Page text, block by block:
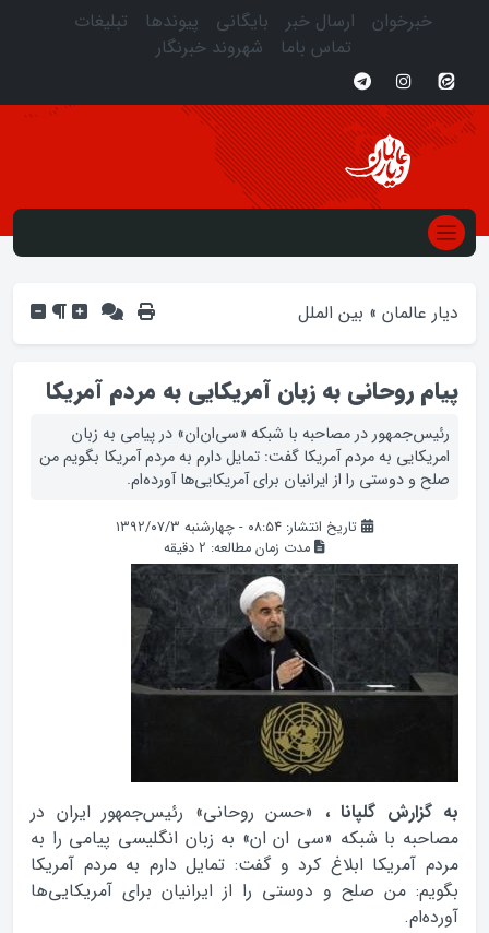
خبرخوان ارسال خبر بایگانی پیوندها
تبلیغات
تماس باما
شهروند خبرنگار
دیار عالمان » بین الملل
پیام روحانی به زبان آمریکایی به مردم آمریکا
رئیس‌جمهور در مصاحبه با شبکه «سی‌ان‌ان» در پیامی به زبان
امریکایی به مردم آمریکا گفت: تمایل دارم به مردم آمریکا بگویم من
صلح و دوستی را از ایرانیان برای آمریکایی‌ها آورده‌ام.
تاریخ انتشار: ۰۸:۵۴ - چهارشنبه ۱۳۹۲/۰۷/۳
مدت زمان مطالعه: 2 دقیقه
به گزارش گلپانا ، «حسن روحانی» رئیس‌جمهور ایران در
مصاحبه با شبکه «سی ان ان» به زبان انگلیسی پیامی را به
مردم آمریکا ابلاغ کرد و گفت: تمایل دارم به مردم آمریکا
بگویم: من صلح و دوستی را از ایرانیان برای آمریکایی‌ها
آورده‌ام.